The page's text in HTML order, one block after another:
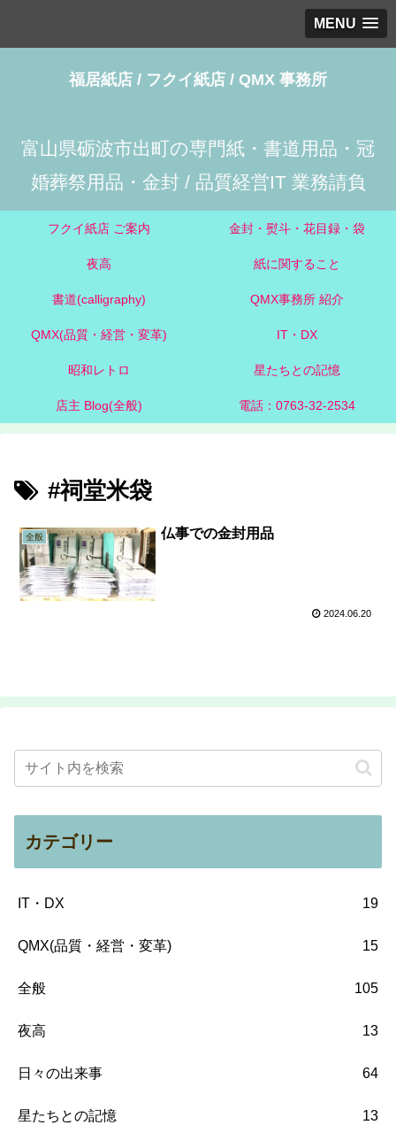
MENU
福居紙店 / フクイ紙店 / QMX 事務所
富山県砺波市出町の専門紙・書道用品・冠
婚葬祭用品・金封 / 品質経営IT 業務請負
フクイ紙店 ご案内 金封・熨斗・花目録・袋
夜高 紙に関すること
書道(calligraphy) QMX事務所 紹介
QMX(品質・経営・変革) IT・DX
昭和レトロ 星たちとの記憶
店主 Blog(全般) 電話：0763-32-2534
#祠堂米袋
全般 仏事での金封用品
2024.06.20
カテゴリー
IT・DX 19
QMX(品質・経営・変革) 15
全般 105
夜高 13
日々の出来事 64
星たちとの記憶 13